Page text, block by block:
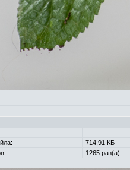
714,91 КБ
1265 раз(а)